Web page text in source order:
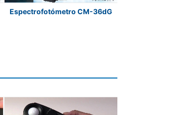
Espectrofotómetro CM-36dG